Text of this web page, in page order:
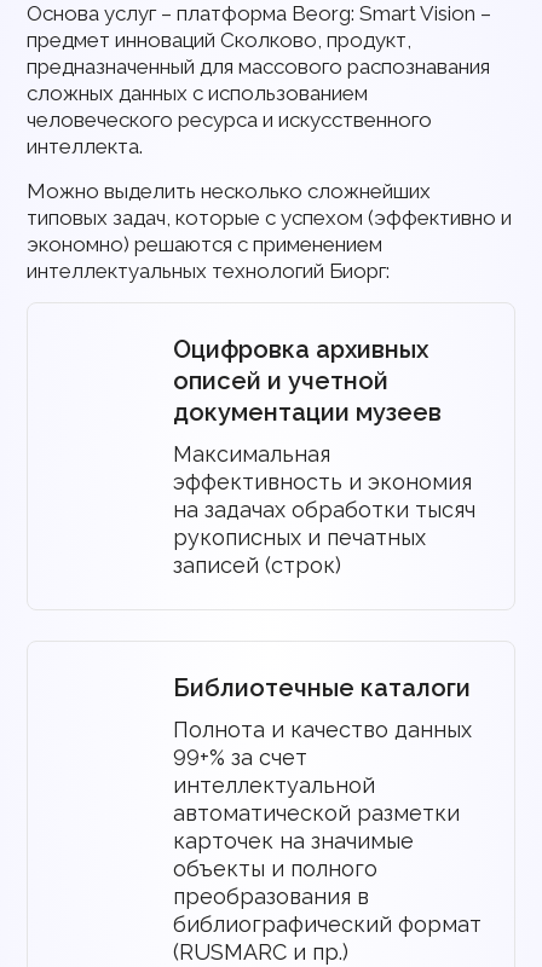
Основа услуг – платформа Beorg: Smart Vision –
предмет инноваций Сколково, продукт,
предназначенный для массового распознавания
сложных данных с использованием
человеческого ресурса и искусственного
интеллекта.
Можно выделить несколько сложнейших
типовых задач, которые с успехом (эффективно и
экономно) решаются с применением
интеллектуальных технологий Биорг:
Оцифровка архивных
описей и учетной
документации музеев
Максимальная
эффективность и экономия
на задачах обработки тысяч
рукописных и печатных
записей (строк)
Библиотечные каталоги
Полнота и качество данных
99+% за счет
интеллектуальной
автоматической разметки
карточек на значимые
объекты и полного
преобразования в
библиографический формат
(RUSMARC и пр.)